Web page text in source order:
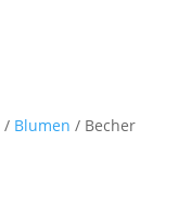
/ Blumen / Becher